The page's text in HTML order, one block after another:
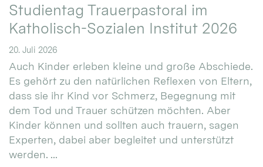
Studientag Trauerpastoral im
Katholisch-Sozialen Institut 2026
20. Juli 2026
Auch Kinder erleben kleine und große Abschiede.
Es gehört zu den natürlichen Reflexen von Eltern,
dass sie ihr Kind vor Schmerz, Begegnung mit
dem Tod und Trauer schützen möchten. Aber
Kinder können und sollten auch trauern, sagen
Experten, dabei aber begleitet und unterstützt
werden. ...